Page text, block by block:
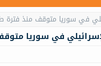
في سوريا